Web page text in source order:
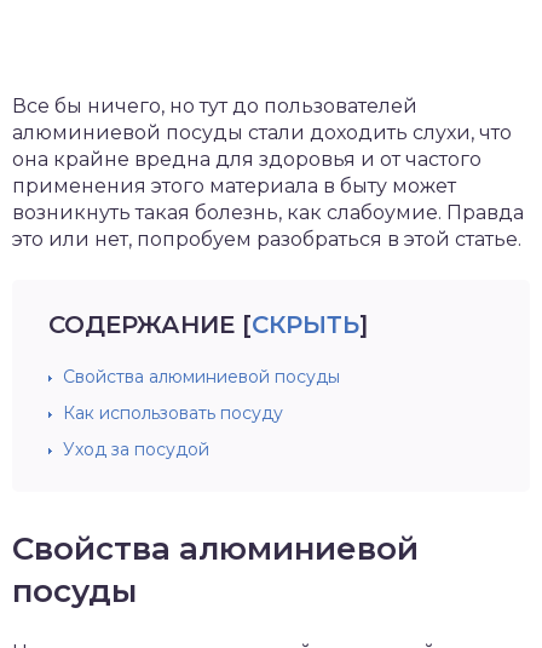
Все бы ничего, но тут до пользователей
алюминиевой посуды стали доходить слухи, что
она крайне вредна для здоровья и от частого
применения этого материала в быту может
возникнуть такая болезнь, как слабоумие. Правда
это или нет, попробуем разобраться в этой статье.
СОДЕРЖАНИЕ [СКРЫТЬ]
Свойства алюминиевой посуды
Как использовать посуду
Уход за посудой
Свойства алюминиевой
посуды